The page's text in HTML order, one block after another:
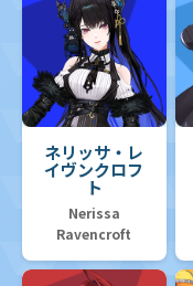
ネリッサ・レ
イヴンクロフ
ト
Nerissa
Ravencroft